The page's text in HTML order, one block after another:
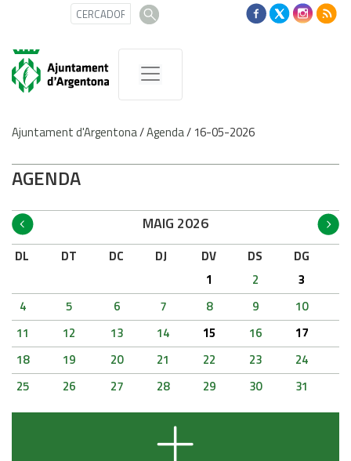
Ajuntament d'Argentona/Agenda/ 16-05-2026
AGENDA
MAIG 2026
DL DT DC DJ DV DS
DG
1
2
3
4
5 6 7 8 9
10
11
12 13 14 15 16
17
18
19 20 21 22 23
24
25
26 27 28 29 30 31